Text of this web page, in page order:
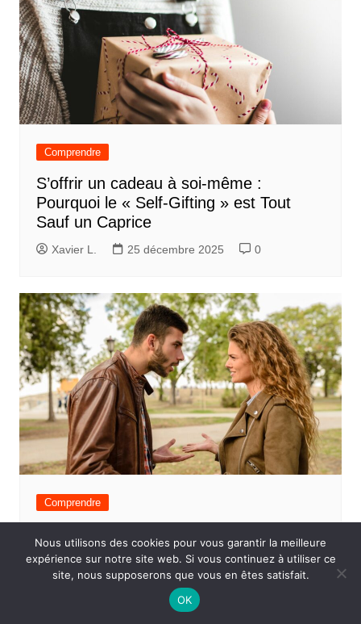
Comprendre
S’offrir un cadeau à soi-même :
Pourquoi le « Self-Gifting » est Tout
Sauf un Caprice
Xavier L. 25 décembre 2025 0
Comprendre
pas à oublier mon ancien partenaire
Ambre 19 novembre 2025 0
Nous utilisons des cookies pour vous garantir la meilleure
expérience sur notre site web. Si vous continuez à utiliser ce
site, nous supposerons que vous en êtes satisfait.
OK